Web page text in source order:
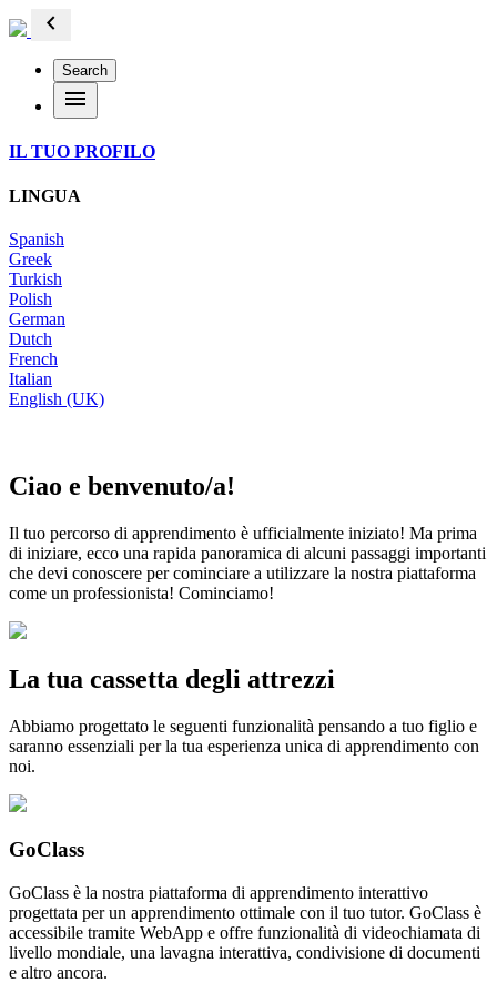
chevron_left
Search
menu
IL TUO PROFILO
LINGUA
Spanish
Greek
Turkish
Polish
German
Dutch
French
Italian
English (UK)
Ciao e benvenuto/a!
Il tuo percorso di apprendimento è ufficialmente iniziato! Ma prima
di iniziare, ecco una rapida panoramica di alcuni passaggi importanti
che devi conoscere per cominciare a utilizzare la nostra piattaforma
come un professionista! Cominciamo!
La tua cassetta degli attrezzi
Abbiamo progettato le seguenti funzionalità pensando a tuo figlio e
saranno essenziali per la tua esperienza unica di apprendimento con
noi.
GoClass
GoClass è la nostra piattaforma di apprendimento interattivo
progettata per un apprendimento ottimale con il tuo tutor. GoClass è
accessibile tramite WebApp e offre funzionalità di videochiamata di
livello mondiale, una lavagna interattiva, condivisione di documenti
e altro ancora.